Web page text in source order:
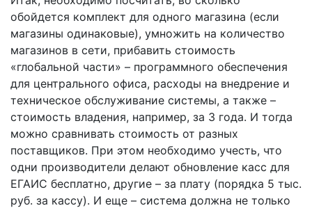
обойдется комплект для одного магазина (если
магазины одинаковые), умножить на количество
магазинов в сети, прибавить стоимость
«глобальной части» – программного обеспечения
для центрального офиса, расходы на внедрение и
техническое обслуживание системы, а также –
стоимость владения, например, за 3 года. И тогда
можно сравнивать стоимость от разных
поставщиков. При этом необходимо учесть, что
одни производители делают обновление касс для
ЕГАИС бесплатно, другие – за плату (порядка 5 тыс.
руб. за кассу). И еще – система должна не только